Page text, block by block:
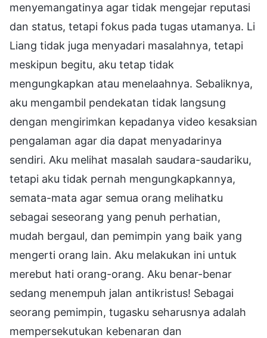
menyemangatinya agar tidak mengejar reputasi
dan status, tetapi fokus pada tugas utamanya. Li
Liang tidak juga menyadari masalahnya, tetapi
meskipun begitu, aku tetap tidak
mengungkapkan atau menelaahnya. Sebaliknya,
aku mengambil pendekatan tidak langsung
dengan mengirimkan kepadanya video kesaksian
pengalaman agar dia dapat menyadarinya
sendiri. Aku melihat masalah saudara-saudariku,
tetapi aku tidak pernah mengungkapkannya,
semata-mata agar semua orang melihatku
sebagai seseorang yang penuh perhatian,
mudah bergaul, dan pemimpin yang baik yang
mengerti orang lain. Aku melakukan ini untuk
merebut hati orang-orang. Aku benar-benar
sedang menempuh jalan antikristus! Sebagai
seorang pemimpin, tugasku seharusnya adalah
mempersekutukan kebenaran dan